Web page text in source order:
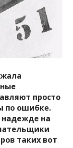
просто
по ошибке.
на
таких вот